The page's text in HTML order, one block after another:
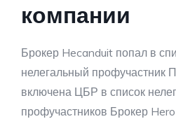
компании
Брокер Hecanduit попал в
нелегальный профучастник
включена ЦБР в список
профучастников Брокер